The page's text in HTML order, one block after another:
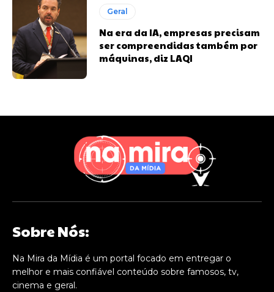
Geral
Na era da IA, empresas precisam
ser compreendidas também por
máquinas, diz LAQI
Sobre Nós:
Na Mira da Mídia é um portal focado em entregar o
melhor e mais confiável conteúdo sobre famosos, tv,
cinema e geral.